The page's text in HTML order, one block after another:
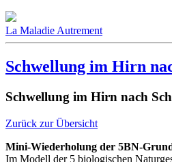
La Maladie Autrement
Schwellung im Hirn
Schwellung im Hirn nach
Zurück zur Übersicht
Mini-Wiederholung der 5BN-
Im Modell der 5 biologischen